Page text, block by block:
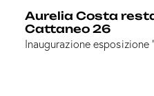
Aurelia Costa
Cattaneo 26
Inaugurazione